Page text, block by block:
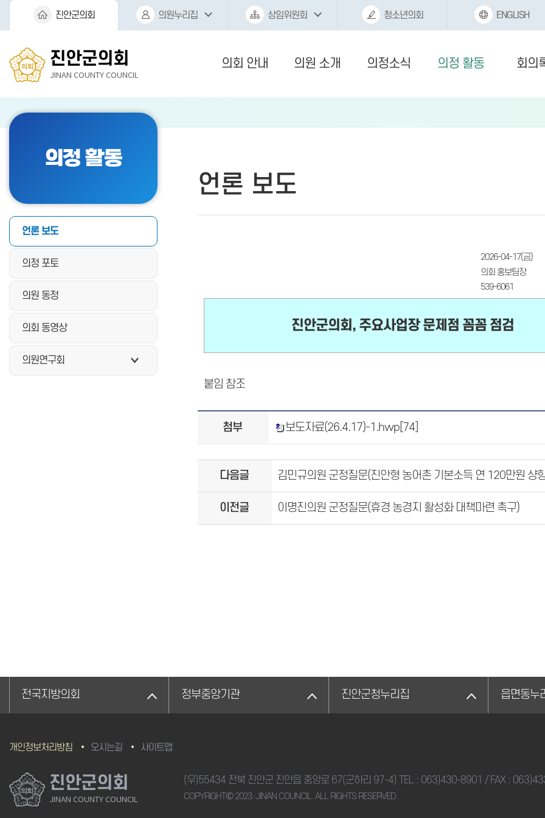
본문바로가기
진안군의회
의원누리집 상임위원회 청소년의회 ENGLISH
진안군의회
JINAN COUNTY COUNCIL
의회 안내 의원 소개 의정소식 의정 활동 회의
의정 활동
언론 보도
의정 포토
의원 동정
의회 동영상
의원연구회
언론 보도
2026-04-17(금)
의회 홍보팀장
539-6061
진안군의회, 주요사업장 문제점 꼼꼼 점검
붙임 참조
첨부 보도자료(26.4.17)-1.hwp[74]
다음글 김민규의원 군정질문(진안형 농어촌 기본소득 연 120만원 샹
이전글 이명진의원 군정질문(휴경 농경지 활성화 대책마련 촉구)
전국지방의회 정부중앙기관 진안군청누리집 읍면동누
개인정보처리방침 오시는길 사이트맵
진안군의회
JINAN COUNTY COUNCIL
(우)55434 전북 진안군 진안읍 중앙로 67(군하리 97-4) TEL : 063)430-8901 / FAX :
COPYRIGHTⒸ 2023. JINAN COUNCIL. ALL RIGHTS RESERVED.